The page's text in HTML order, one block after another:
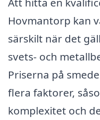
Hovmantorp kan
särskilt när det
svets- och
Priserna på
flera faktorer,
komplexitet och